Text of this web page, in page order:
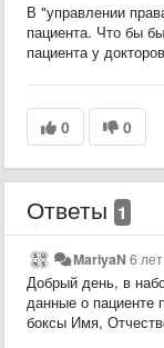
В "управлении
пациента. Что бы
пациента у докторов
0 0
Ответы 1
MariyaN 6
Добрый день, в
данные о пациенте
боксы Имя,